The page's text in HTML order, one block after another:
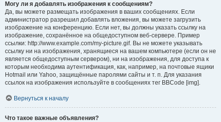
Могу ли я добавлять изображения к сообщениям?
Да, вы можете размещать изображения в ваших сообщениях. Если
администратор разрешил добавлять вложения, вы можете загрузить
изображение на конференцию. Если нет, вы должны указать ссылку на
изображение, сохранённое на общедоступном веб-сервере. Пример
ссылки: http://www.example.com/my-picture.gif. Вы не можете указывать
ссылку ни на изображения, хранящиеся на вашем компьютере (если он не
является общедоступным сервером), ни на изображения, для доступа к
которым необходима аутентификация, как, например, на почтовые ящики
Hotmail или Yahoo, защищённые паролями сайты и т. п. Для указания
ссылок на изображения используйте в сообщениях тег BBCode [img].
Вернуться к началу
Что такое важные объявления?